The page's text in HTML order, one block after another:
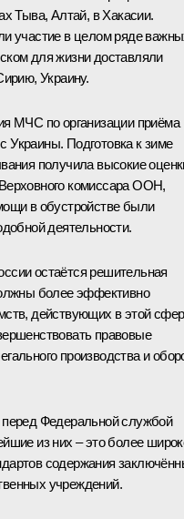
Тыва, Алтай, в Хакасии.
участие в целом ряде
для жизни доставляли
Украину.
МЧС по организации приёма
Украины. Подготовка к зиме
получила высокие
комиссара ООН,
в обустройстве были
деятельности.
остаётся решительная
более эффективно
действующих в этой
правовые
производства и
Федеральной службой
из них – это более
содержания
учреждений.